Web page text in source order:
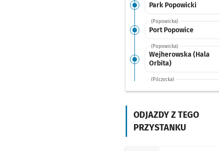
Park Popowicki
(Popowicka)
Port Popowice
(Popowicka)
Wejherowska (Hala
Orbita)
(Pilczycka)
Modra
(Pilczycka)
ODJAZDY Z TEGO
PRZYSTANKU